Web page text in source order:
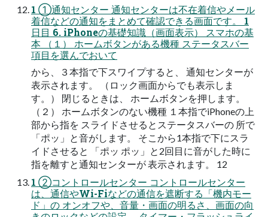
1 ①通知センター 通知センターは不在着信やメール
着信などの通知をまとめて確認できる画面です。 1
日目 6. iPhoneの基礎知識（画面表示） スマホの基
本 （１） ホームボタンがある機種 ステータスバー
項目を選んでおいて
から、３本指で下スワイプすると、 通知センターが
表示されます。 （ロック画面からでも表示しま
す。） 閉じるときは、 ホームボタンを押します。
（２） ホームボタンのない機種 １本指でiPhoneの上
部から指を スライドさせるとステータスバーの 所で
「ポッ」と音がします。 そこから1本指で下にスラ
イドさせると 「ポッ ポッ」と2回目に音がした時に
指を離すと通知センターが 表示されます。 12
1 ②コントロールセンター コントロールセンター
は、通信やWi-Fiなどの通信を遮断する「機内モー
ド」の オンオフや、音量・画面の明るさ、画面の向